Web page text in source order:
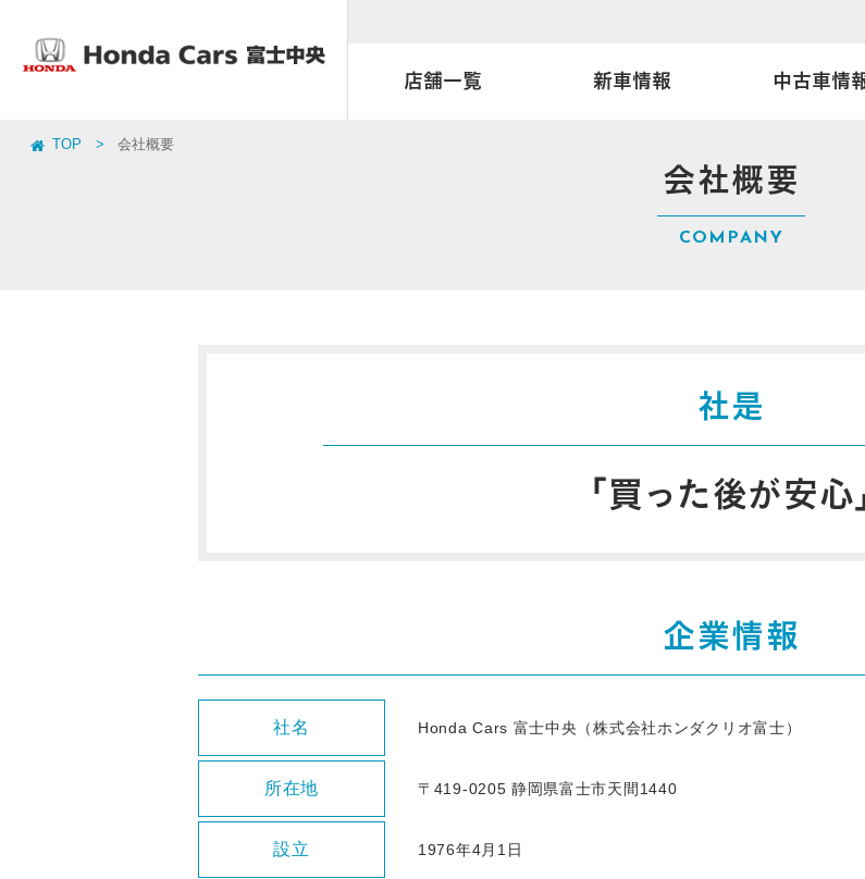
店舗一覧
富士宮城北店
新車情報
法人のお客様へ
中古車情
自動車保険
TOP 会社概要
会社概要
COMPANY
社是
「買った後が安心
企業情報
社名 Honda Cars 富士中央（株式会社ホンダクリオ富士）
所在地 〒419-0205 静岡県富士市天間1440
設立 1976年4月1日